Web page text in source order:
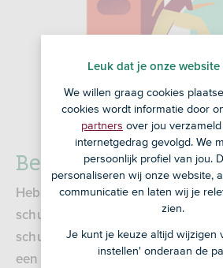
Beslag op je huis
Heb je een schuld én een eigen
schuldeiser beslag leggen op je
schuldeiser die beslag legt op je
een beslaglegger. Je leest hier
Leuk dat je onze website
We willen graag cookies
cookies wordt informatie door
partners over jou
internetgedrag gevolgd. We
persoonlijk profiel van jou.
personaliseren wij onze website,
communicatie en laten wij je
zien.
Je kunt je keuze altijd wijzigen
instellen' onderaan de